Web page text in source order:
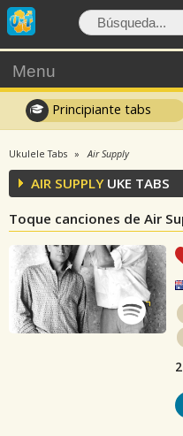
Menu
Principiante tabs
Ukulele Tabs Air Supply
AIR SUPPLYUKE TABS
Toque canciones de Air